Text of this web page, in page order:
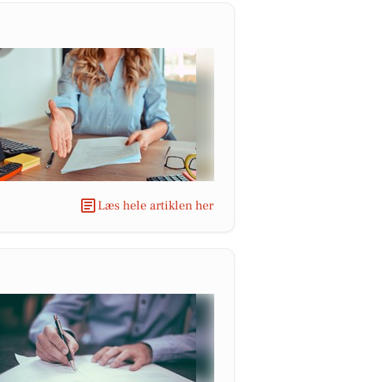
Læs hele artiklen her